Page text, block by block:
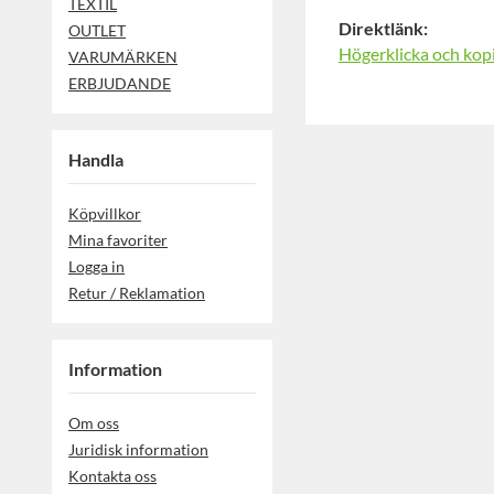
OUTLET
VARUMÄRKEN
ERBJUDANDE
Handla
Köpvillkor
Mina favoriter
Logga in
Retur / Reklamation
Information
Om oss
Juridisk information
Kontakta oss
Direktlänk:
Högerklicka och